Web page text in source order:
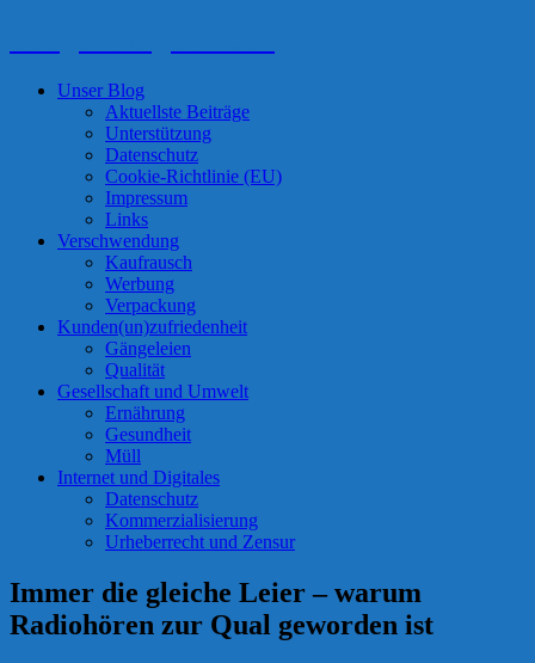
Unser Blog
Aktuellste Beiträge
Unterstützung
Datenschutz
Cookie-Richtlinie (EU)
Impressum
Links
Verschwendung
Kaufrausch
Werbung
Verpackung
Kunden(un)zufriedenheit
Gängeleien
Qualität
Gesellschaft und Umwelt
Ernährung
Gesundheit
Müll
Internet und Digitales
Datenschutz
Kommerzialisierung
Urheberrecht und Zensur
Immer die gleiche Leier – warum
Radiohören zur Qual geworden ist